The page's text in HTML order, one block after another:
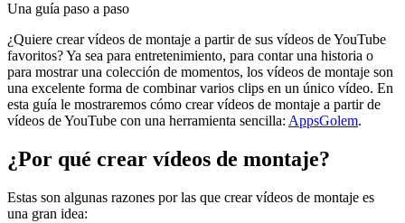
Una guía paso a paso
¿Quiere crear vídeos de montaje a partir de sus vídeos de YouTube
favoritos? Ya sea para entretenimiento, para contar una historia o
para mostrar una colección de momentos, los vídeos de montaje son
una excelente forma de combinar varios clips en un único vídeo. En
esta guía le mostraremos cómo crear vídeos de montaje a partir de
vídeos de YouTube con una herramienta sencilla: AppsGolem.
¿Por qué crear vídeos de montaje?
Estas son algunas razones por las que crear vídeos de montaje es
una gran idea: